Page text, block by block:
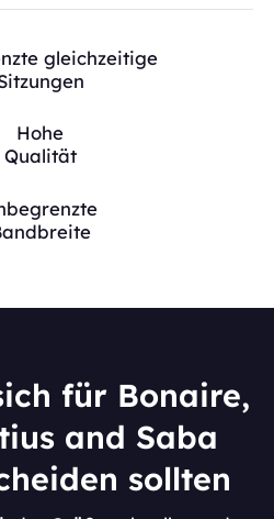
gleichzeitige
Hohe
Qualität
für Bonaire,
and Saba
sollten